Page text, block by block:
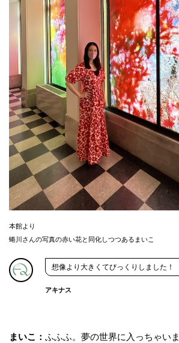
本館より
蜷川さんの写真の赤い花と同化しつつあるまいこ
想像より大きくてびっくりしました！
アキナス
まいこ： ふふふ。夢の世界に入っちゃい